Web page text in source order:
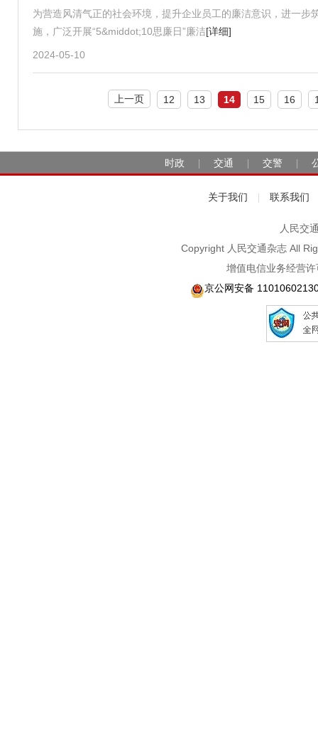
为营造风清气正的社会环境，提升企业员工的廉洁意识，进一
施，广泛开展“5&middot;10思廉日”廉洁[详细]
2024-05-10
上一页 12 13 14 15 16
时政 交通 交警
关于我们 联系我们
人民交
Copyright 人民交通杂志 All
增值电信业务经营
京公网安备